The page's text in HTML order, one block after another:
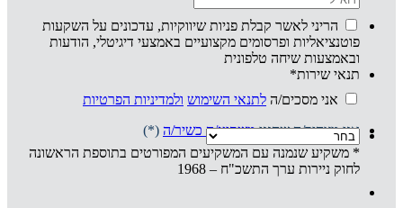
הריני לאשר קבלת פניות שיווקיות, עדכונים על השקעות
פוטנציאליות ופרסומים מקצועיים באמצעי דיגיטלי, הודעות
ובאמצעות שיחה טלפונית
תנאי שירות*
אני מסכים/ה לתנאי השימוש ולמדיניות הפרטיות
אני מצהיר/ה שהננימשקיע/ה כשיר/ה (*)
* משקיע שנמנה עם המשקיעים המפורטים בתוספת הראשונה
לחוק ניירות ערך התשכ"ח – 1968